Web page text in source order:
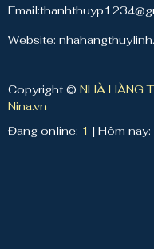
Website:
Copyright © NHÀ HÀNG
Nina.vn
Đang online: 1 | Hôm nay: